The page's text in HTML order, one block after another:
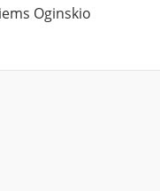
Oginskio